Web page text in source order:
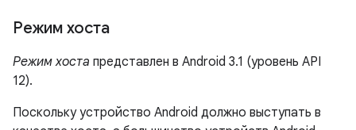
Режим хоста
Режим хоста представлен в Android 3.1 (уровень API
12).
Поскольку устройство Android должно выступать в